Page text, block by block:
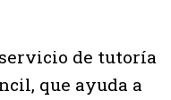
de tutoría
que ayuda a